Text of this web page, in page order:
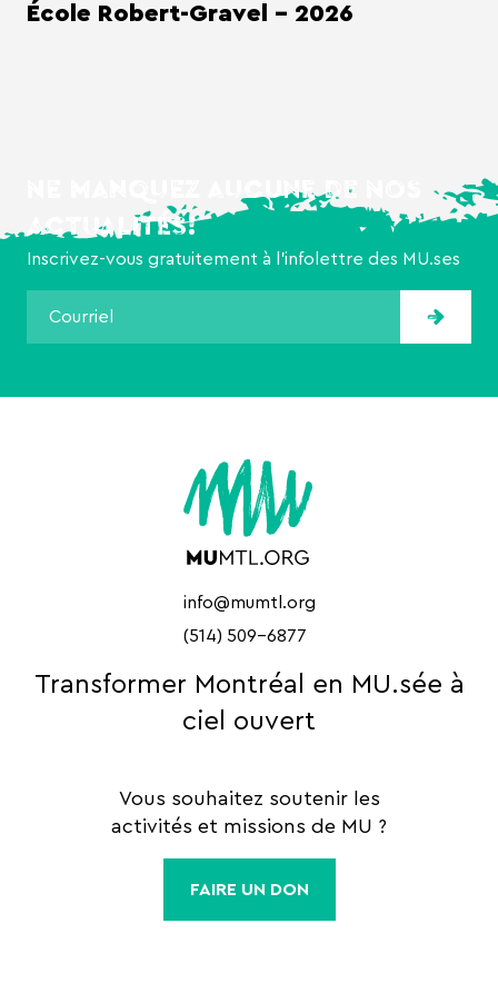
École Robert-Gravel - 2026
NE MANQUEZ AUCUNE DE NOS
ACTUALITÉS!
Inscrivez-vous gratuitement à l’infolettre des MU.ses
info@mumtl.org
(514) 509-6877
Transformer Montréal en MU.sée à
ciel ouvert
Vous souhaitez soutenir les
activités et missions de MU ?
FAIRE UN DON